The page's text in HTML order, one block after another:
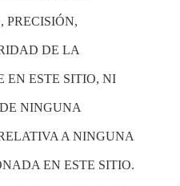
DE LA
EN ESTE SITIO, NI
NINGUNA
A NINGUNA
EN ESTE SITIO.